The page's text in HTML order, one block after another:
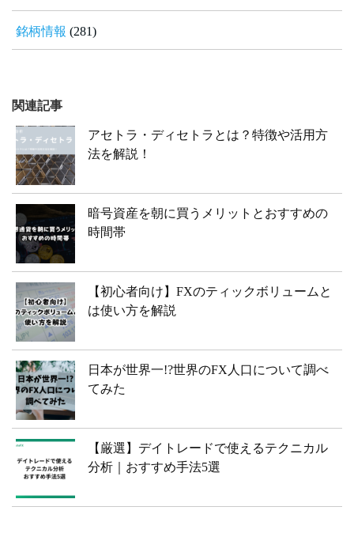
銘柄情報 (281)
関連記事
アセトラ・ディセトラとは？特徴や活用方
法を解説！
暗号資産を朝に買うメリットとおすすめの
時間帯
【初心者向け】FXのティックボリュームと
は使い方を解説
日本が世界一!?世界のFX人口について調べ
てみた
【厳選】デイトレードで使えるテクニカル
分析｜おすすめ手法5選